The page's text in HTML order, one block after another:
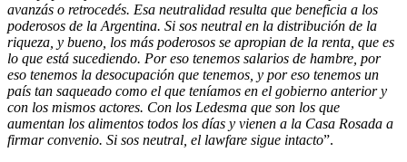
avanzás o retrocedés. Esa neutralidad resulta que beneficia a los
poderosos de la Argentina. Si sos neutral en la distribución de la
riqueza, y bueno, los más poderosos se apropian de la renta, que es
lo que está sucediendo. Por eso tenemos salarios de hambre, por
eso tenemos la desocupación que tenemos, y por eso tenemos un
país tan saqueado como el que teníamos en el gobierno anterior y
con los mismos actores. Con los Ledesma que son los que
aumentan los alimentos todos los días y vienen a la Casa Rosada a
firmar convenio. Si sos neutral, el lawfare sigue intacto”.